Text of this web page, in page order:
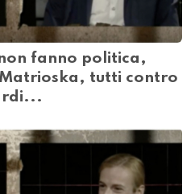
fanno politica,
tutti contro